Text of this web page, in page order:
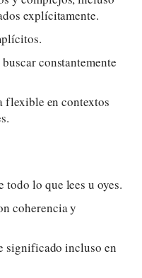
explícitamente.
constantemente
en contextos
todo lo que lees u oyes.
coherencia y
significado incluso en